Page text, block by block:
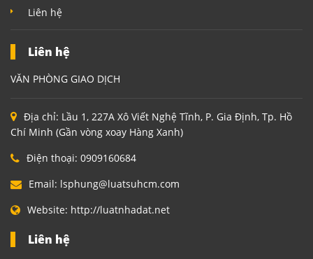
Liên hệ
Liên hệ
VĂN PHÒNG GIAO DỊCH
Địa chỉ: Lầu 1, 227A Xô Viết Nghệ Tĩnh, P. Gia Định, Tp. Hồ
Chí Minh (Gần vòng xoay Hàng Xanh)
Điện thoại: 0909160684
Email: lsphung@luatsuhcm.com
Website: http://luatnhadat.net
Liên hệ